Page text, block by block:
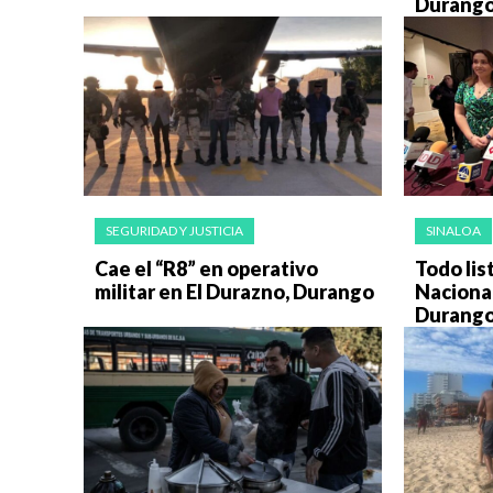
SEGURIDAD Y JUSTICIA
Cae el “R8” en operativo
militar en El Durazno, Durango
SINALOA
Todo